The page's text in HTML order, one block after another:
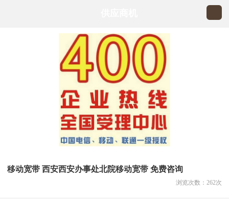
移动宽带 西安西安办事处北院移动宽带 免费咨询
浏览次数： 262次